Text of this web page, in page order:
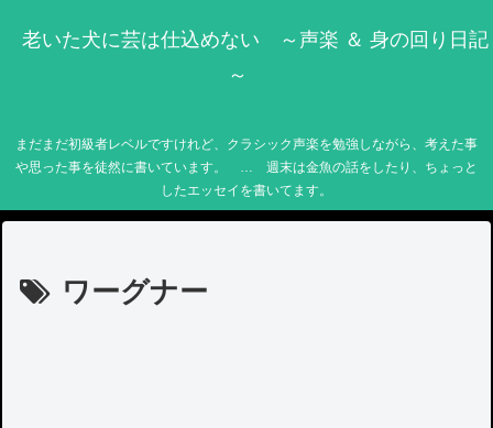
老いた犬に芸は仕込めない ～声楽 ＆ 身の回り日記
～
まだまだ初級者レベルですけれど、クラシック声楽を勉強しながら、考えた事
や思った事を徒然に書いています。 … 週末は金魚の話をしたり、ちょっと
したエッセイを書いてます。
ワーグナー